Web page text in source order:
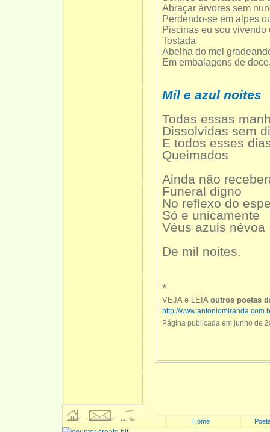
Abraçar árvores sem
Perdendo-se em alpes
Piscinas eu sou
Tostada
Abelha do mel
Em embalagens de
Mil e azul noites
Todas essas
Dissolvidas sem
E todos esses
Queimados
Ainda não
Funeral digno
No reflexo do
Só e unicamente
Véus azuis névoa
De mil noites.
*
VEJA e LEIA outros poetas
http://
Página publicada em junho de
Home